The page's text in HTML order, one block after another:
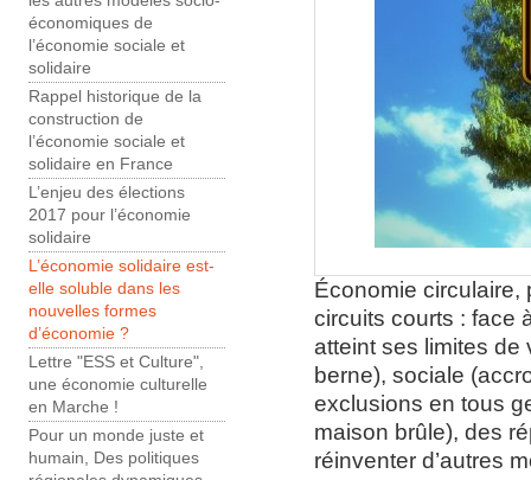
économiques de
l’économie sociale et
solidaire
Rappel historique de la
construction de
l’économie sociale et
solidaire en France
L’enjeu des élections
2017 pour l’économie
solidaire
L’économie solidaire est-
elle soluble dans les
nouvelles formes
d’économie ?
Lettre "ESS et Culture",
une économie culturelle
en Marche !
Pour un monde juste et
humain, Des politiques
Économie circulaire,
circuits courts : face
atteint ses limites de
berne), sociale
exclusions en tous
maison brûle), des
réinventer d’autres